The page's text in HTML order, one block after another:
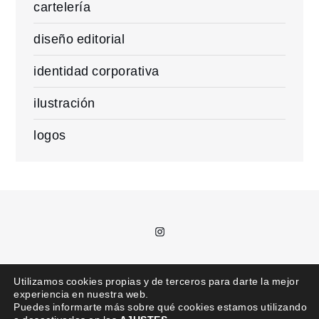
cartelería
diseño editorial
identidad corporativa
ilustración
logos
Instagram
Utilizamos cookies propias y de terceros para darte la mejor
experiencia en nuestra web.
Puedes informarte más sobre qué cookies estamos utilizando